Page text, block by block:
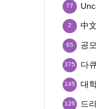
77
中
2
공
65
다
375
대
145
드
126